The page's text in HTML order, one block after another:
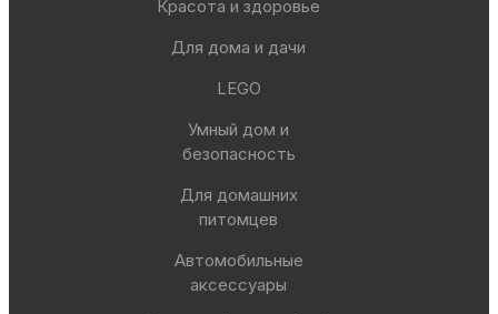
Красота и здоровье
Для дома и дачи
LEGO
Умный дом и
безопасность
Для домашних
питомцев
Автомобильные
аксессуары